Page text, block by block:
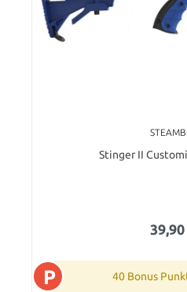
Stinger II
P 40 Bonus